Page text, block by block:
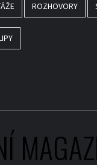
ROZHOVORY